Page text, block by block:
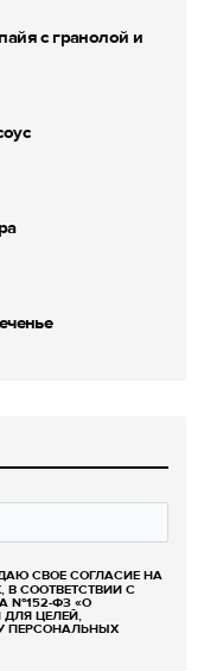
с гранолой и
СВОЕ СОГЛАСИЕ НА
СООТВЕТСТВИИ С
№152-ФЗ «О
ЦЕЛЕЙ,
ПЕРСОНАЛЬНЫХ